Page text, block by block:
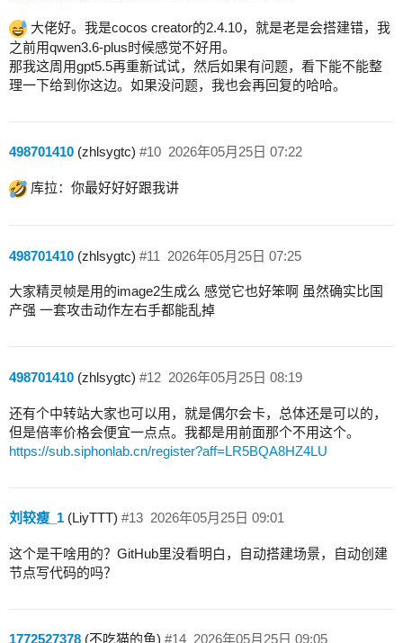
大佬好。我是cocos creator的2.4.10，就是老是会搭建错，我
之前用qwen3.6-plus时候感觉不好用。
那我这周用gpt5.5再重新试试，然后如果有问题，看下能不能整
理一下给到你这边。如果没问题，我也会再回复的哈哈。
498701410 (zhlsygtc) 2026年05月25日 07:22
#10
库拉：你最好好好跟我讲
498701410 (zhlsygtc) 2026年05月25日 07:25
#11
大家精灵帧是用的image2生成么 感觉它也好笨啊 虽然确实比国
产强 一套攻击动作左右手都能乱掉
498701410 (zhlsygtc) 2026年05月25日 08:19
#12
还有个中转站大家也可以用，就是偶尔会卡，总体还是可以的，
但是倍率价格会便宜一点点。我都是用前面那个不用这个。
https://sub.siphonlab.cn/register?aff=LR5BQA8HZ4LU
刘较瘦_1 (LiyTTT) 2026年05月25日 09:01
#13
这个是干啥用的？GitHub里没看明白，自动搭建场景，自动创建
节点写代码的吗？
1772527378 (不吃猫的鱼) 2026年05月25日 09:05
#14